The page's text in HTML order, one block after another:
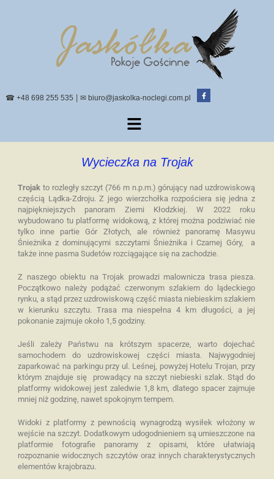
☎ +48 698 255 535 ✉ biuro@jaskolka-noclegi.com.pl
Wycieczka na Trojak
Trojak to rozległy szczyt (766 m n.p.m.) górujący nad uzdrowiskową
częścią Lądka-Zdroju. Z jego wierzchołka rozpościera się jedna z
najpiękniejszych panoram Ziemi Kłodzkiej. W 2022 roku
wybudowano tu platformę widokową, z której można podziwiać nie
tylko inne partie Gór Złotych, ale również panoramę Masywu
Śnieżnika z dominującymi szczytami Śnieżnika i Czarnej Góry, a
także inne pasma Sudetów rozciągające się na zachodzie.
Z naszego obiektu na Trojak prowadzi malownicza trasa piesza.
Początkowo należy podążać czerwonym szlakiem do lądeckiego
rynku, a stąd przez uzdrowiskową część miasta niebieskim szlakiem
w kierunku szczytu. Trasa ma niespełna 4 km długości, a jej
pokonanie zajmuje około 1,5 godziny.
Jeśli zależy Państwu na krótszym spacerze, warto dojechać
samochodem do uzdrowiskowej części miasta. Najwygodniej
zaparkować na parkingu przy ul. Leśnej, powyżej Hotelu Trojan, przy
którym znajduje się prowadący na szczyt niebieski szlak. Stąd do
platformy widokowej jest zaledwie 1,8 km, dlatego spacer zajmuje
mniej niż godzinę, nawet spokojnym tempem.
Widoki z platformy z pewnością wynagrodzą wysiłek włożony w
wejście na szczyt. Dodatkowym udogodnieniem są umieszczone na
platformie fotografie panoramy z opisami, które ułatwiają
rozpoznanie widocznych szczytów oraz innych charakterystycznych
elementów krajobrazu.